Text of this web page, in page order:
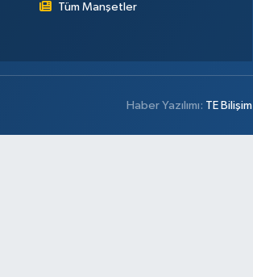
Tüm Manşetler
Haber Yazılımı: TE Bilişim